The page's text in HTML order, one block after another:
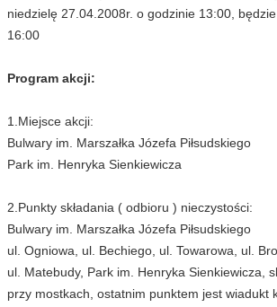
niedzielę 27.04.2008r. o godzinie 13:00,
16:00
Program akcji:
1.Miejsce akcji:
Bulwary im. Marszałka Józefa Piłsudskiego
Park im. Henryka Sienkiewicza
2.Punkty składania ( odbioru ) nieczystości:
Bulwary im. Marszałka Józefa Piłsudskiego
ul. Ogniowa, ul. Bechiego, ul. Towarowa, ul.
ul. Matebudy, Park im. Henryka Sienkiewicza,
przy mostkach, ostatnim punktem jest wiadukt